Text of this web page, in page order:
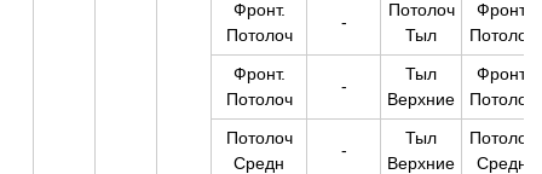
Фронт.
Потолоч
-
Потолоч
Тыл
Фронт.
Потолоч
Фронт.
Потолоч
-
Тыл
Верхние
Фронт.
Потолоч
Потолоч
Средн
-
Тыл
Верхние
Потолоч
Средн